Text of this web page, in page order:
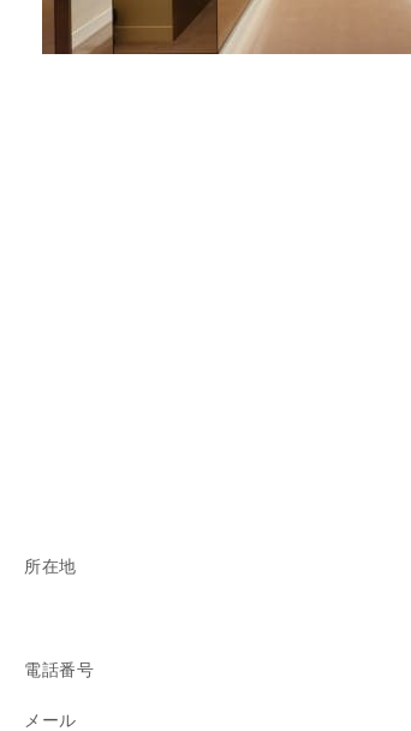
所在地
電話番号
メール